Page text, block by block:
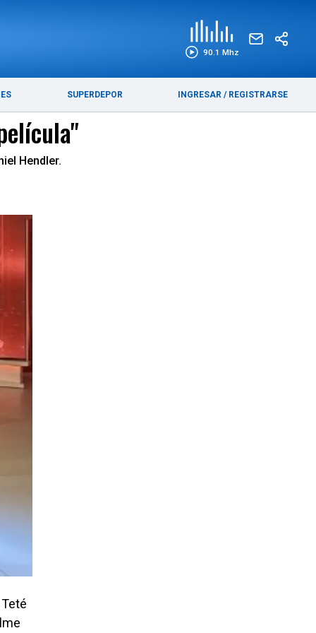
90.1 Mhz
SUPERDEPOR INGRESAR / REGISTRARSE
Hendler.